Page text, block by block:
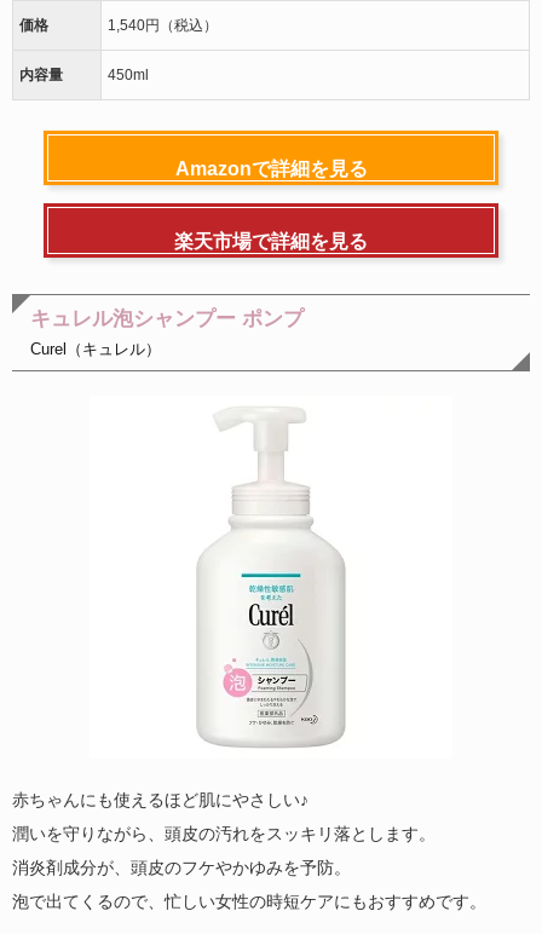
価格 1,540円（税込）
内容量 450ml
Amazonで詳細を見る
楽天市場で詳細を見る
キュレル泡シャンプー ポンプ
Curel（キュレル）
赤ちゃんにも使えるほど肌にやさしい♪
潤いを守りながら、頭皮の汚れをスッキリ落とします。
消炎剤成分が、頭皮のフケやかゆみを予防。
泡で出てくるので、忙しい女性の時短ケアにもおすすめです。